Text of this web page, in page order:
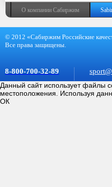
О компании Сабиржим
© 2012 «Сабиржим Российские
Все права защищены.
8-800-700-32-89
Данный сайт использует файлы
местоположения. Используя
ОК